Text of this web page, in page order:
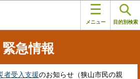
メニュー 目的別検索
緊急情報
者受入支援のお知らせ（狭山市民の親